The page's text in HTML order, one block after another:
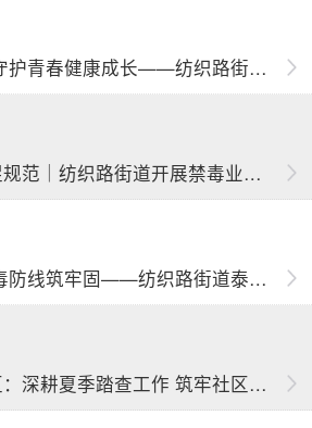
筑牢禁毒思想防线 守护青春健康成长——纺织路街道育才路社区开展青少年防毒禁毒安全教育活动
强业务、提能力、促规范｜纺织路街道开展禁毒业务知识专题培训会
宣传踏查双联动 禁毒防线筑牢固——纺织路街道泰安社区开展禁毒宣传及踏查专项活动
纺织路街道银西社区：深耕夏季踏查工作 筑牢社区禁种铲毒防线